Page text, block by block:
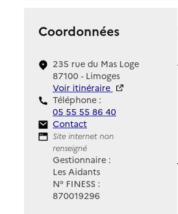
Coordonnées
235 rue du Mas Loge
87100 - Limoges
Voir itinéraire
Téléphone :
05 55 55 86 40
Contact
Contact
Site Internet
Site internet non
renseigné
Gestionnaire :
Les Aidants
N° FINESS :
870019296